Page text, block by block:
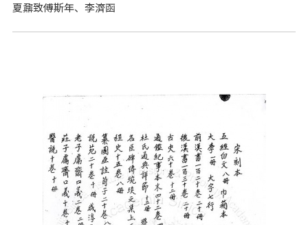
夏鼐致傅斯年、李濟函